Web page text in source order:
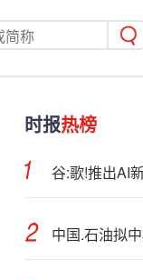
时报热榜